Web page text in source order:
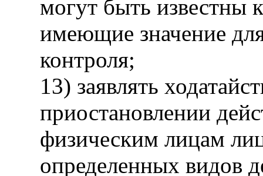
могут быть известны
имеющие значение
контроля;
13) заявлять
приостановлении
физическим лицам
определенных видов